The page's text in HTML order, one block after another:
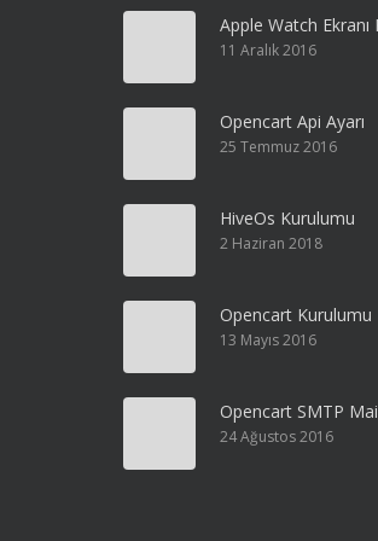
Apple Watch Ekranı
11 Aralık 2016
Opencart Api Ayarı
25 Temmuz 2016
HiveOs Kurulumu
2 Haziran 2018
Opencart Kurulumu
13 Mayıs 2016
Opencart SMTP
24 Ağustos 2016